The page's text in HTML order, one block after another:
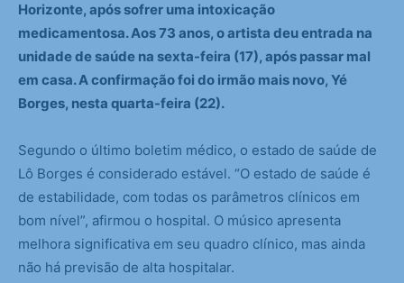
Horizonte, após sofrer uma intoxicação
medicamentosa. Aos 73 anos, o artista deu entrada na
unidade de saúde na sexta-feira (17), após passar mal
em casa. A confirmação foi do irmão mais novo, Yé
Borges, nesta quarta-feira (22).
Segundo o último boletim médico, o estado de saúde de
Lô Borges é considerado estável. “O estado de saúde é
de estabilidade, com todas os parâmetros clínicos em
bom nível”, afirmou o hospital. O músico apresenta
melhora significativa em seu quadro clínico, mas ainda
não há previsão de alta hospitalar.